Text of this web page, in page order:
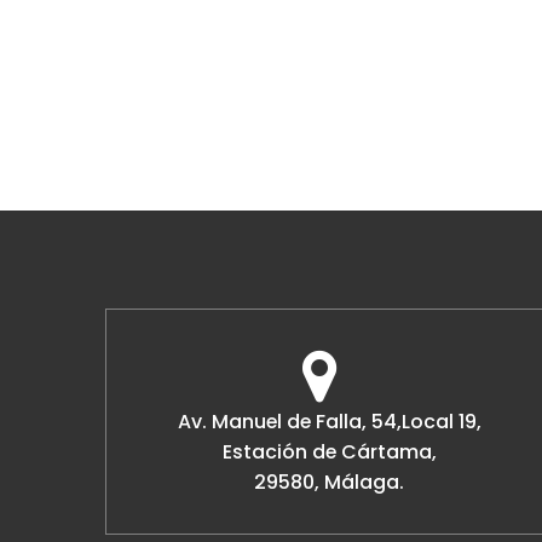
Av. Manuel de Falla, 54,Local 19,
Estación de Cártama,
29580, Málaga.